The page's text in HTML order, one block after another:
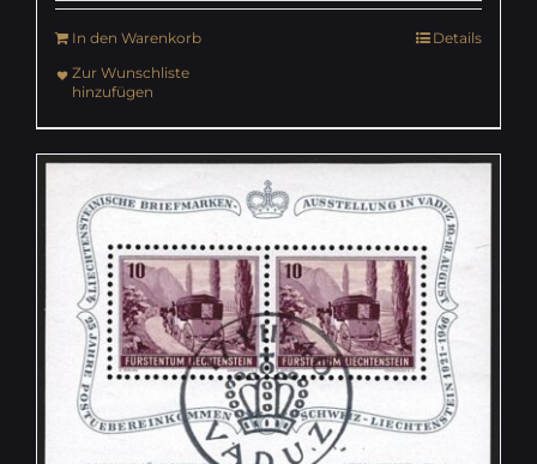
In den Warenkorb
Details
Zur Wunschliste
hinzufügen